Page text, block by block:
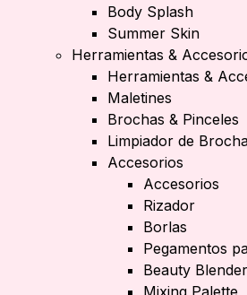
Body Splash
Summer Skin
Herramientas &
Herramientas &
Maletines
Brochas & Pinceles
Limpiador de
Accesorios
Accesorios
Rizador
Borlas
Pegamentos
Beauty Blender
Mixing Palette